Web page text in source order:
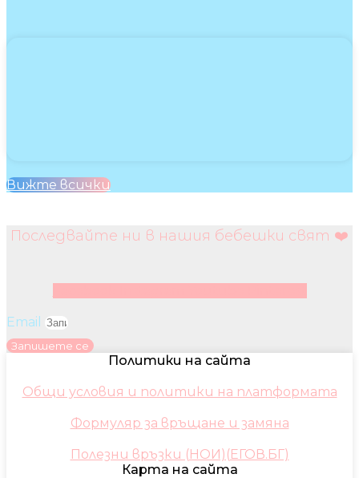
Вижте всички
Последвайте ни в нашия бебешки свят ❤️
Email
Запишете се
Политики на сайта
Общи условия и политики на платформата
Формуляр за връщане и замяна
Полезни връзки (НОИ)(ЕГОВ.БГ)
Карта на сайта